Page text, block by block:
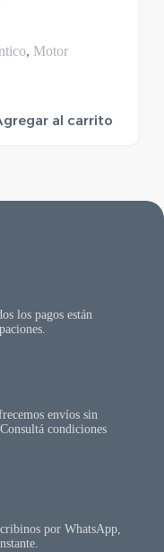
, Motor
al carrito
los pagos están
envíos sin
condiciones
por WhatsApp,